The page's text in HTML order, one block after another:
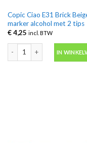
Copic Ciao E31 Brick
marker alcohol met 2 tips
€4,25 incl. BTW
Copic Ciao E31 Brick
IN